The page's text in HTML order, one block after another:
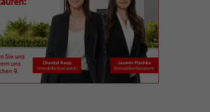
Speichern und weiter
Zurück